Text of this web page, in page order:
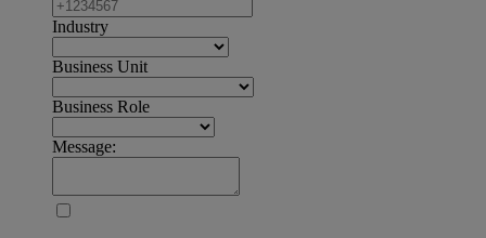
Industry
Business Unit
Business Role
Message: